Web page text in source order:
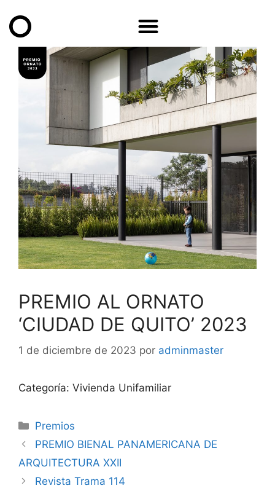
PREMIO AL ORNATO
‘CIUDAD DE QUITO’ 2023
1 de diciembre de 2023 por adminmaster
Categoría: Vivienda Unifamiliar
Premios
PREMIO BIENAL PANAMERICANA DE
ARQUITECTURA XXII
Revista Trama 114